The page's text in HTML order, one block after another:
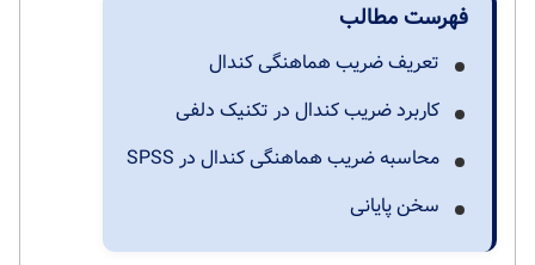
فهرست مطالب
تعریف ضریب هماهنگی کندال
کاربرد ضریب کندال در تکنیک دلفی
محاسبه ضریب هماهنگی کندال در SPSS
سخن پایانی